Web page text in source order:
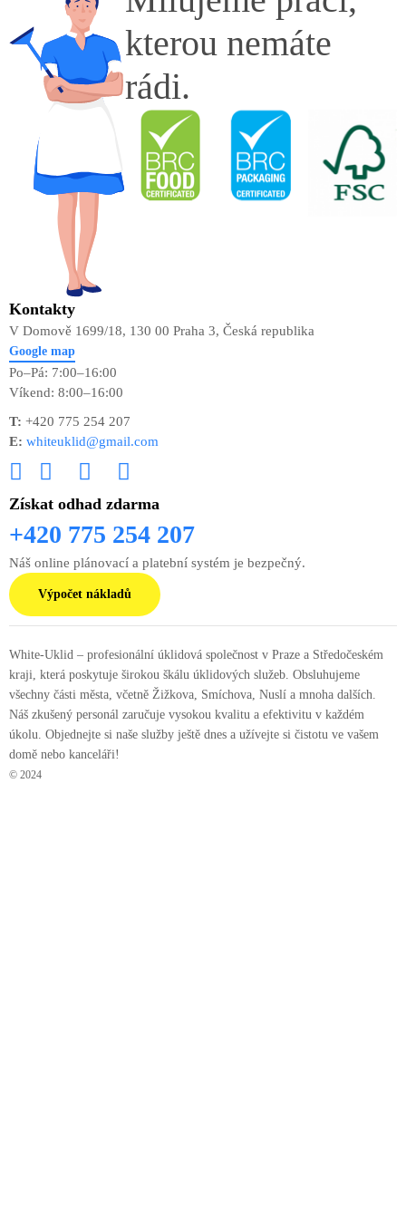
kterou nemáte
rádi.
Kontakty
V Domově 1699/18, 130 00 Praha 3, Česká republika
Google map
Po–Pá: 7:00–16:00
Víkend: 8:00–16:00
T: +420 775 254 207
E: whiteuklid@gmail.com
Získat odhad zdarma
+420 775 254 207
Náš online plánovací a platební systém je bezpečný.
Výpočet nákladů
White-Uklid – profesionální úklidová společnost v Praze a Středočeském
kraji, která poskytuje širokou škálu úklidových služeb. Obsluhujeme
všechny části města, včetně Žižkova, Smíchova, Nuslí a mnoha dalších.
Náš zkušený personál zaručuje vysokou kvalitu a efektivitu v každém
úkolu. Objednejte si naše služby ještě dnes a užívejte si čistotu ve vašem
domě nebo kanceláři!
© 2024